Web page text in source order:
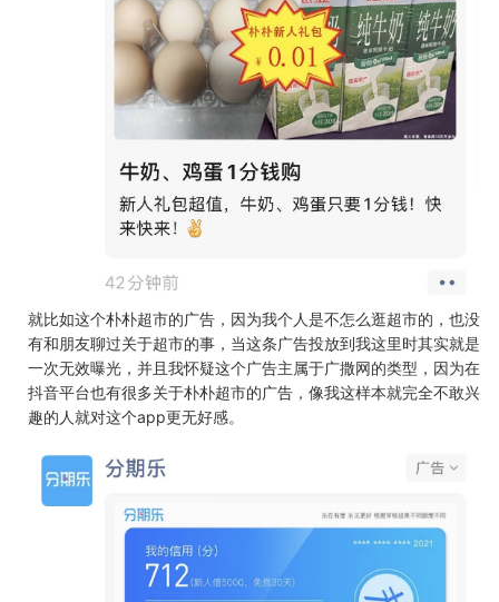
就比如这个朴朴超市的广告，因为我个人是不怎么逛超市的，也没
有和朋友聊过关于超市的事，当这条广告投放到我这里时其实就是
一次无效曝光，并且我怀疑这个广告主属于广撒网的类型，因为在
抖音平台也有很多关于朴朴超市的广告，像我这样本就完全不敢兴
趣的人就对这个app更无好感。